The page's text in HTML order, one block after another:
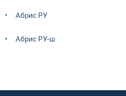
Абрис РУ
Абрис РУ-ш